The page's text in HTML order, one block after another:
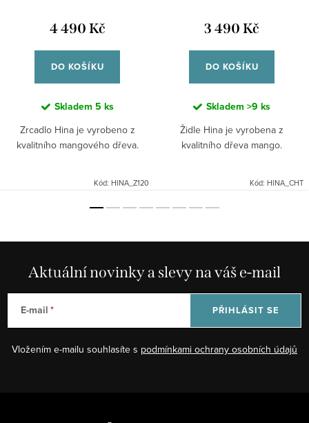
4 490 Kč
DO KOŠÍKU
Skladem 5 ks
Zrcadlo Hina je vyrobeno z
kvalitního mangového dřeva.
Kód: HINA_Z120
3 490 Kč
DO KOŠÍKU
Skladem >9 ks
Židle Hina je vyrobena z
kvalitního dřeva mango.
Kód: HINA_CHT
Aktuální novinky a slevy na váš e-mail
E-mail
Vložením e-mailu souhlasíte s podmínkami ochrany osobních údajů
PŘIHLÁSIT SE